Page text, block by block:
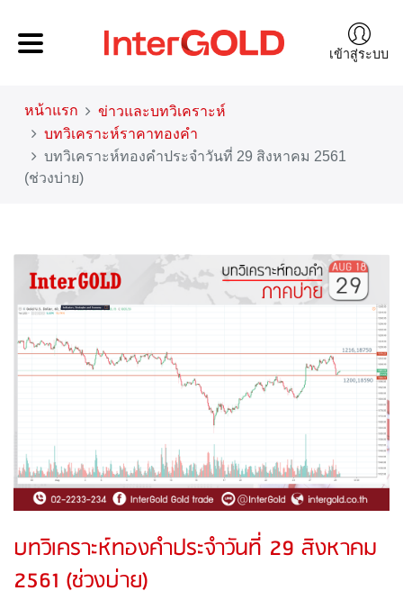
เข้าสู่ระบบ
หน้าแรก
ข่าวและบทวิเคราะห์
บทวิเคราะห์ราคาทองคำ
บทวิเคราะห์ทองคำประจำวันที่ 29 สิงหาคม 2561
(ช่วงบ่าย)
บทวิเคราะห์ทองคำประจำวันที่ 29 สิงหาคม
2561 (ช่วงบ่าย)